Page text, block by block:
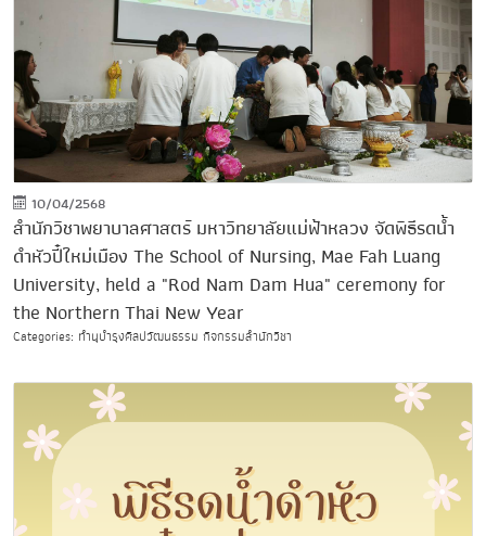
10/04/2568
สำนักวิชาพยาบาลศาสตร์ มหาวิทยาลัยแม่ฟ้าหลวง จัดพิธีรดน้ำ
ดำหัวปี๋ใหม่เมือง The School of Nursing, Mae Fah Luang
University, held a "Rod Nam Dam Hua" ceremony for
the Northern Thai New Year
Categories: ทำนุบำรุงศิลปวัฒนธรรม กิจกรรมสำนักวิชา